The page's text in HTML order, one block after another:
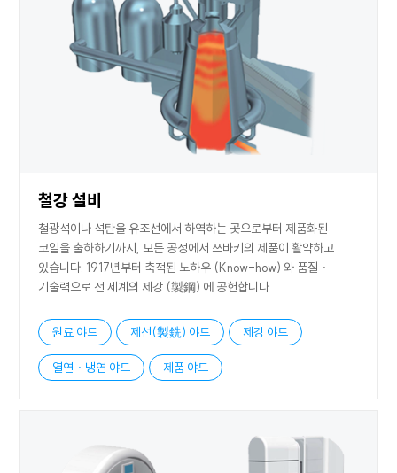
철강 설비
철광석이나 석탄을 유조선에서 하역하는 곳으로부터 제품화된
코일을 출하하기까지, 모든 공정에서 쯔바키의 제품이 활약하고
있습니다. 1917년부터 축적된 노하우 (Know-how) 와 품질・
기술력으로 전 세계의 제강 (製鋼) 에 공헌합니다.
원료 야드 제선(製銑) 야드 제강 야드
열연・냉연 야드 제품 야드